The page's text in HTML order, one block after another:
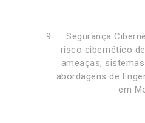
Segurança
risco cibernético
ameaças,
abordagens de
em